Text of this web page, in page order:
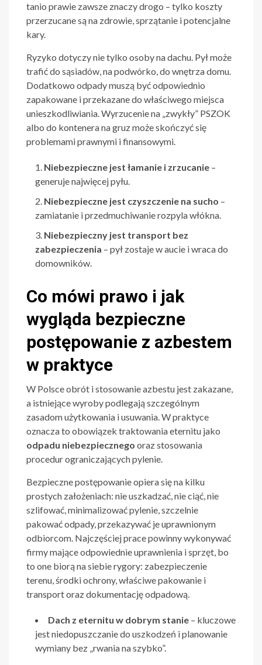
tanio prawie zawsze znaczy drogo – tylko koszty
przerzucane są na zdrowie, sprzątanie i potencjalne
kary.
Ryzyko dotyczy nie tylko osoby na dachu. Pył może
trafić do sąsiadów, na podwórko, do wnętrza domu.
Dodatkowo odpady muszą być odpowiednio
zapakowane i przekazane do właściwego miejsca
unieszkodliwiania. Wyrzucenie na „zwykły” PSZOK
albo do kontenera na gruz może skończyć się
problemami prawnymi i finansowymi.
Niebezpieczne jest łamanie i zrzucanie –
generuje najwięcej pyłu.
Niebezpieczne jest czyszczenie na sucho –
zamiatanie i przedmuchiwanie rozpyla włókna.
Niebezpieczny jest transport bez
zabezpieczenia – pył zostaje w aucie i wraca do
domowników.
Co mówi prawo i jak
wygląda bezpieczne
postępowanie z azbestem
w praktyce
W Polsce obrót i stosowanie azbestu jest zakazane,
a istniejące wyroby podlegają szczególnym
zasadom użytkowania i usuwania. W praktyce
oznacza to obowiązek traktowania eternitu jako
odpadu niebezpiecznego oraz stosowania
procedur ograniczających pylenie.
Bezpieczne postępowanie opiera się na kilku
prostych założeniach: nie uszkadzać, nie ciąć, nie
szlifować, minimalizować pylenie, szczelnie
pakować odpady, przekazywać je uprawnionym
odbiorcom. Najczęściej prace powinny wykonywać
firmy mające odpowiednie uprawnienia i sprzęt, bo
to one biorą na siebie rygory: zabezpieczenie
terenu, środki ochrony, właściwe pakowanie i
transport oraz dokumentację odpadową.
Dach z eternitu w dobrym stanie – kluczowe
jest niedopuszczanie do uszkodzeń i planowanie
wymiany bez „rwania na szybko”.